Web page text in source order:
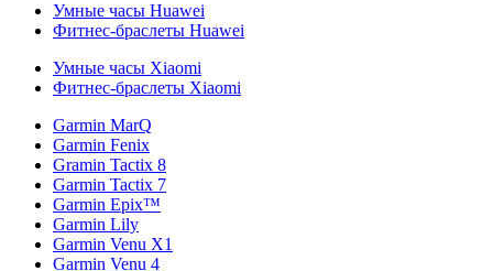
Умные часы Huawei
Фитнес-браслеты Huawei
Умные часы Xiaomi
Фитнес-браслеты Xiaomi
Garmin MarQ
Garmin Fenix
Gramin Tactix 8
Garmin Tactix 7
Garmin Epix™
Garmin Lily
Garmin Venu X1
Garmin Venu 4